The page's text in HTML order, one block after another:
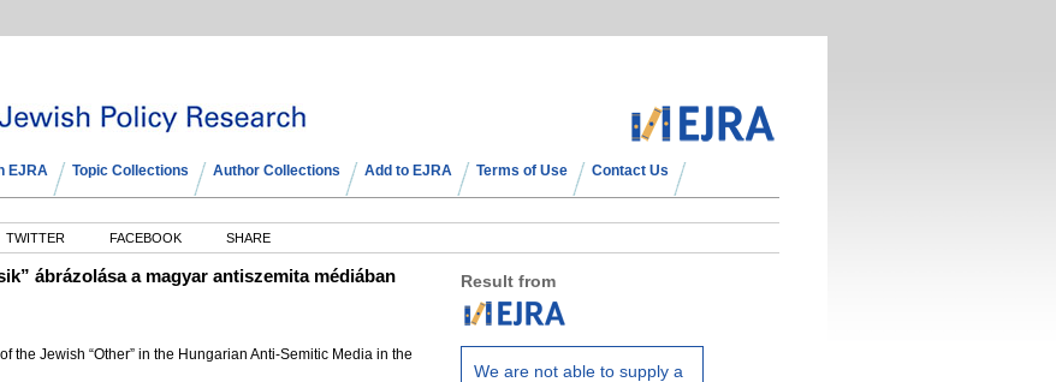
EJRA Topic Collections Author Collections Add to EJRA Terms of Use Contact Us
TWITTER FACEBOOK SHARE
ábrázolása a magyar antiszemita médiában
the Jewish “Other” in the Hungarian Anti-Semitic Media in the
Result from
We are not able to supply a